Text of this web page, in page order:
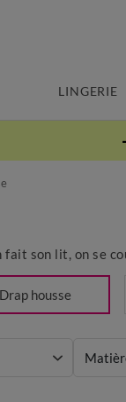
LINGERIE
fait son lit, on se
Drap housse